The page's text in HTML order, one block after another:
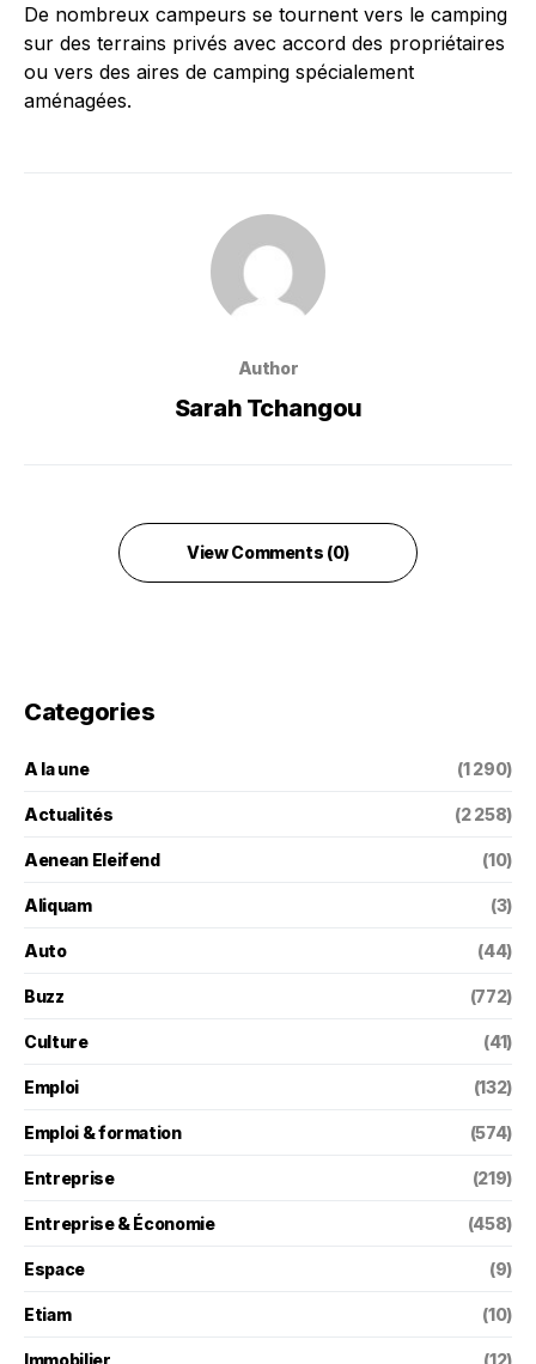
De nombreux campeurs se tournent vers le camping
sur des terrains privés avec accord des propriétaires
ou vers des aires de camping spécialement
aménagées.
Author
Sarah Tchangou
View Comments (0)
Categories
A la une (1 290)
Actualités (2 258)
Aenean Eleifend (10)
Aliquam (3)
Auto (44)
Buzz (772)
Culture (41)
Emploi (132)
Emploi & formation (574)
Entreprise (219)
Entreprise & Économie (458)
Espace (9)
Etiam (10)